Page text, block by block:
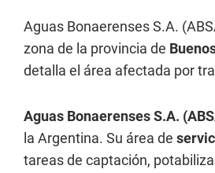
Aguas Bonaerenses S.A.
zona de la provincia de
detalla el área afectada por
Aguas Bonaerenses S.A.
la Argentina. Su área de
tareas de captación,